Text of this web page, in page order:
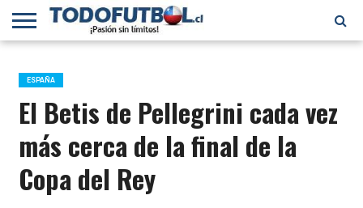
PRIMERA
B
SELECCIÓN
CHILENA
CHILENOS
EN EL
MUNDO
FÚTBOL
INTERNACIONAL
ESPAÑA
El Betis de Pellegrini cada vez
más cerca de la final de la
Copa del Rey